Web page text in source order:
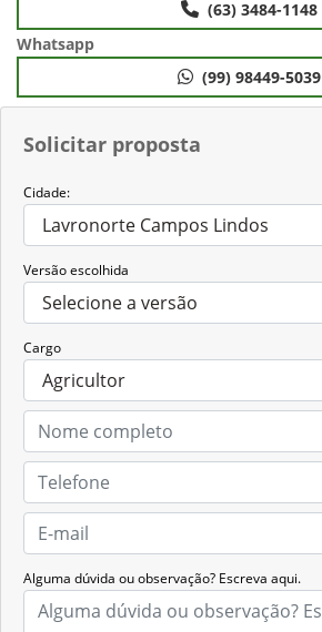
Solicitar proposta
Cidade:
Versão escolhida
Cargo
Alguma dúvida ou observação? Escreva aqui.
(63) 3484-1148
Whatsapp
(99) 98449-5039